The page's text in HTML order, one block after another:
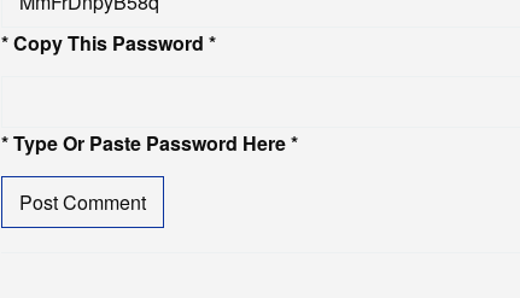
* Copy This Password *
* Type Or Paste Password Here *